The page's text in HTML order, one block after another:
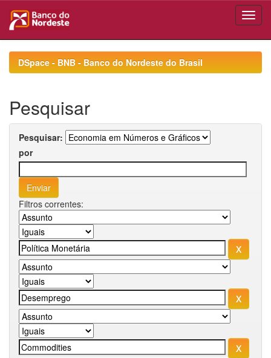
navigationDSpace - BNB - Banco do Nordeste do Brasil
Pesquisar
Pesquisar:
por
Filtros correntes: